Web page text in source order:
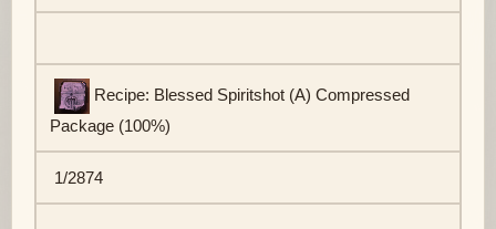
Recipe: Blessed Spiritshot (A) Compressed
Package (100%)
1/2874